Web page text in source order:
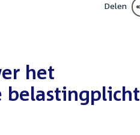
Delen
het
belastingplicht